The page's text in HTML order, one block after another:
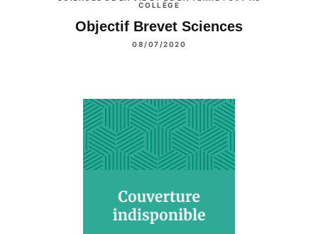
COLLÈGE
Objectif Brevet Sciences
08/07/2020